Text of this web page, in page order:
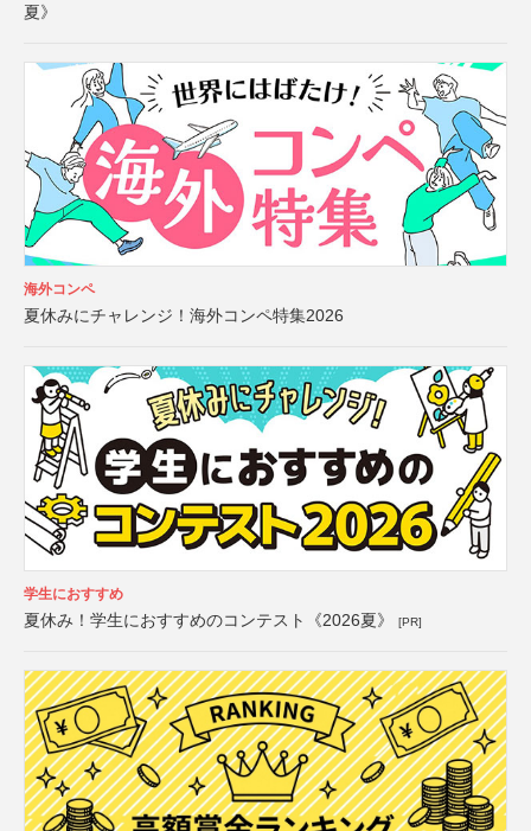
夏》
海外コンペ
夏休みにチャレンジ！海外コンペ特集2026
学生におすすめ
夏休み！学生におすすめのコンテスト《2026夏》 [PR]